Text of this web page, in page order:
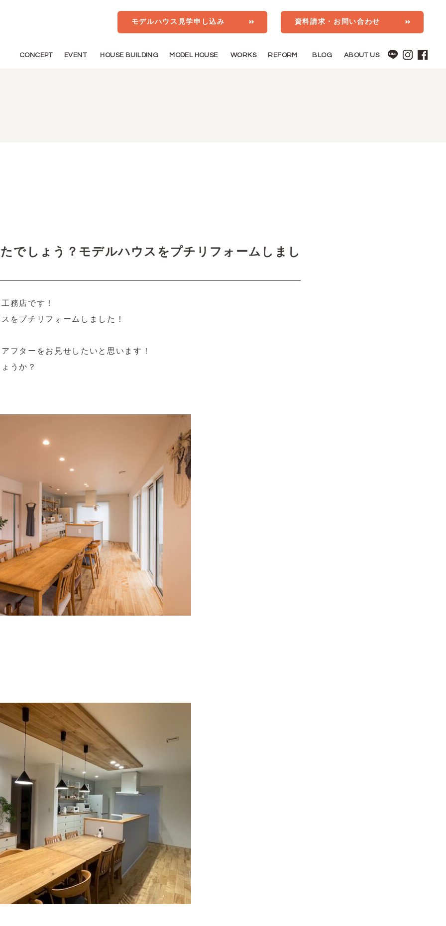
モデルハウス見学申し込み 資料請求・お問い合わせ
CONCEPT EVENT HOUSE BUILDING MODEL HOUSE WORKS REFORM BLOG ABOUT US
でしょう？モデルハウスをプチリフォームしまし
務店です！
をプチリフォームしました！
フターをお見せしたいと思います！
うか？